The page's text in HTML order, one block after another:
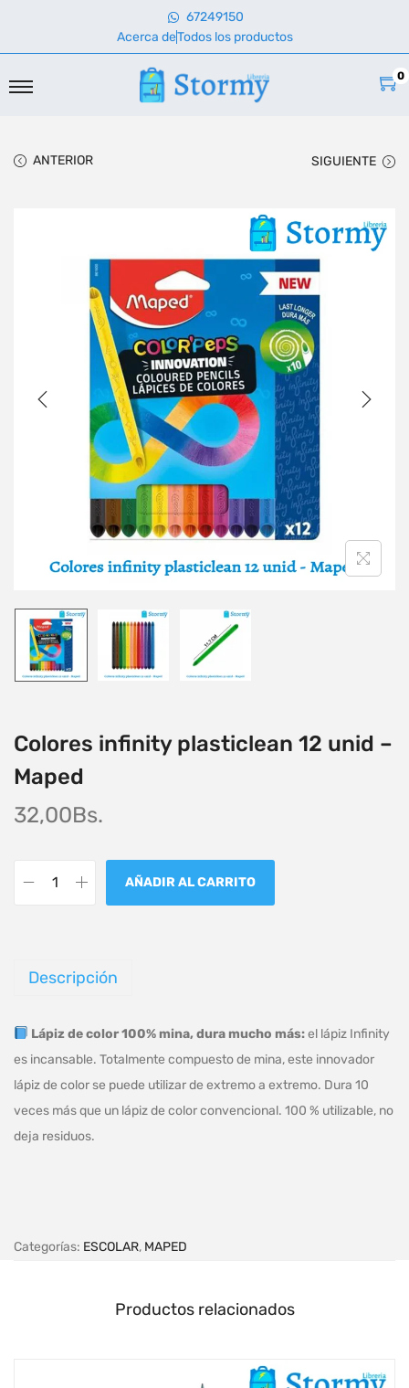
67249150
Acerca deTodos los productos
0
ANTERIOR SIGUIENTE
Colores infinity plasticlean 12 unid –
Maped
32,00Bs.
AÑADIR AL CARRITO
Descripción
Lápiz de color 100% mina, dura mucho más:el lápiz Infinity
es incansable. Totalmente compuesto de mina, este innovador
lápiz de color se puede utilizar de extremo a extremo. Dura 10
veces más que un lápiz de color convencional. 100 % utilizable, no
deja residuos.
Categorías: ESCOLAR, MAPED
Productos relacionados